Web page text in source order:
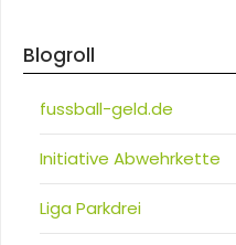
Blogroll
fussball-geld.de
Initiative Abwehrkette
Liga Parkdrei